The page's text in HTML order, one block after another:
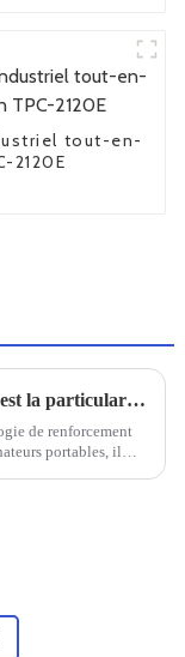
tout-en-
2120E
Quelle est la particularité d'un ordinateur portable doté de trois renforts de défense
de renforcement
portables, il